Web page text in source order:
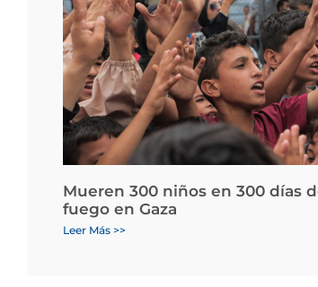
Mueren 300 niños en 300 días
fuego en Gaza
Leer Más >>